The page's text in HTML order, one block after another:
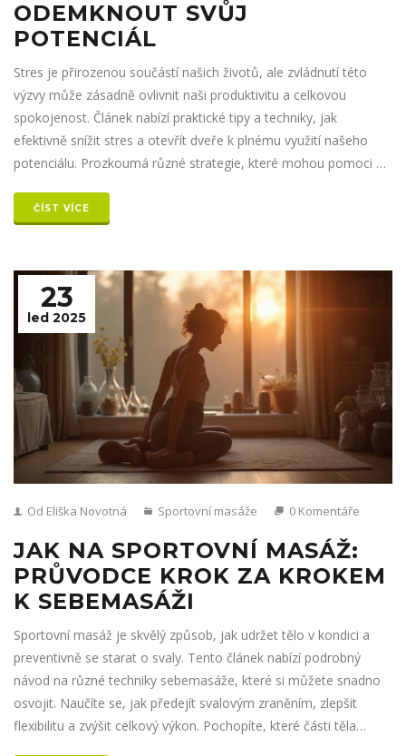
ODEMKNOUT SVŮJ
POTENCIÁL
Stres je přirozenou součástí našich životů, ale zvládnutí této
výzvy může zásadně ovlivnit naši produktivitu a celkovou
spokojenost. Článek nabízí praktické tipy a techniky, jak
efektivně snížit stres a otevřít dveře k plnému využití našeho
potenciálu. Prozkoumá různé strategie, které mohou pomoci při
aplikovatelné metody, které jsou šetrné k našemu času i
financím.
ČÍST VÍCE
23
led 2025
Od Eliška Novotná Sportovní masáže 0 Komentáře
JAK NA SPORTOVNÍ MASÁŽ:
PRŮVODCE KROK ZA KROKEM
K SEBEMASÁŽI
Sportovní masáž je skvělý způsob, jak udržet tělo v kondici a
preventivně se starat o svaly. Tento článek nabízí podrobný
návod na různé techniky sebemasáže, které si můžete snadno
osvojit. Naučíte se, jak předejít svalovým zraněním, zlepšit
flexibilitu a zvýšit celkový výkon. Pochopíte, které části těla